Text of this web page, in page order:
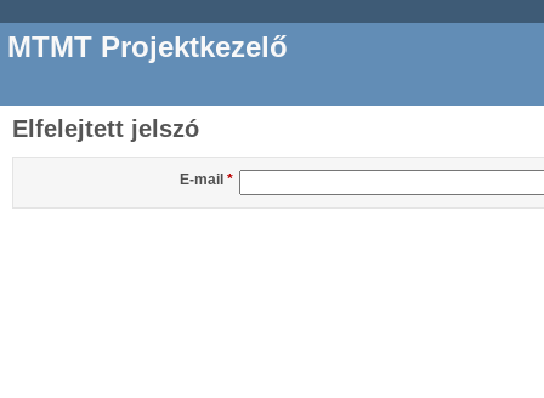
MTMT Projektkezelő
Elfelejtett jelszó
E-mail *